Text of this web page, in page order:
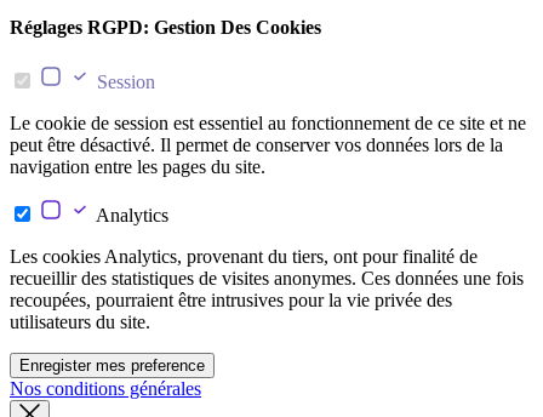
Réglages RGPD: Gestion Des Cookies
Session
Le cookie de session est essentiel au fonctionnement de ce site et ne
peut être désactivé. Il permet de conserver vos données lors de la
navigation entre les pages du site.
Analytics
Les cookies Analytics, provenant du tiers, ont pour finalité de
recueillir des statistiques de visites anonymes. Ces données une fois
recoupées, pourraient être intrusives pour la vie privée des
utilisateurs du site.
Enregister mes preference
Nos conditions générales